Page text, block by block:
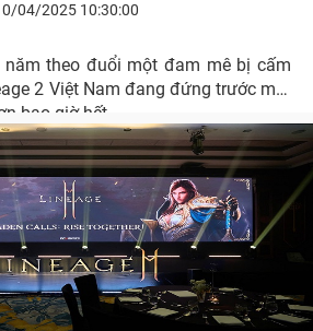
04/2025 10:30:00
theo đuổi một đam mê bị cấm
2 Việt Nam đang đứng trước một
bao giờ hết.